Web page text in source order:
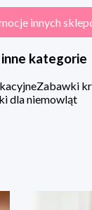
innych
kategorie
Zabawki
dla niemowląt